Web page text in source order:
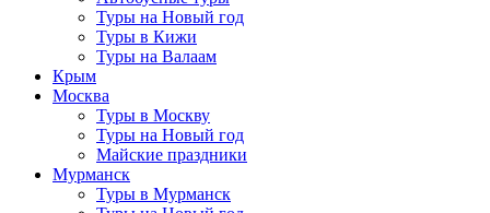
Туры на Новый год
Туры в Кижи
Туры на Валаам
Крым
Москва
Туры в Москву
Туры на Новый год
Майские праздники
Мурманск
Туры в Мурманск